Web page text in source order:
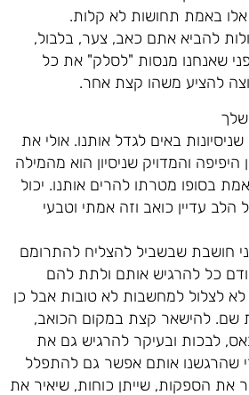
אלו באמת תחושות לא קלות.
להביא אתם כאב, צער, בלבול,
שאנחנו מנסות "לסלק" את כל
להציע משהו קצת אחר.
באים לגדל אותנו. אולי את
והמדויק שניסיון הוא מהמילה
בסופו מטרתו להרים אותנו. יכול
עדיין כואב וזה אמתי וטבעי
חושבת שבשביל להצליח להתרומם
כל להרגיש אותם ולתת להם
לצלול למחשבות לא טובות אבל כן
שם. להישאר קצת במקום הכואב,
לבכות ובעיקר להרגיש גם את
שהרגשנו אותם אפשר גם להתפלל
את הספקות, שייתן כוחות, שיאיר את